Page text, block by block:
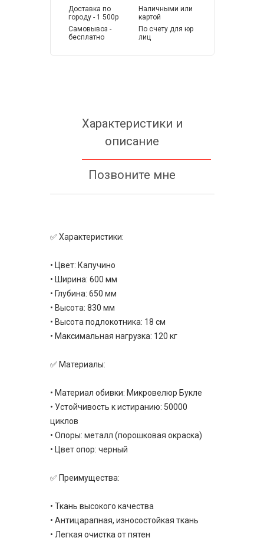
Доставка по
городу - 1 500р
Самовывоз -
бесплатно
Наличными или
картой
По счету для юр
лиц
Характеристики и
описание
Позвоните мне
✅ Характеристики:
• Цвет: Капучино
• Ширина: 600 мм
• Глубина: 650 мм
• Высота: 830 мм
• Высота подлокотника: 18 см
• Максимальная нагрузка: 120 кг
✅ Материалы:
• Материал обивки: Микровелюр Букле
• Устойчивость к истиранию: 50000
циклов
• Опоры: металл (порошковая окраска)
• Цвет опор: черный
✅ Преимущества:
• Ткань высокого качества
• Антицарапная, износостойкая ткань
• Легкая очистка от пятен